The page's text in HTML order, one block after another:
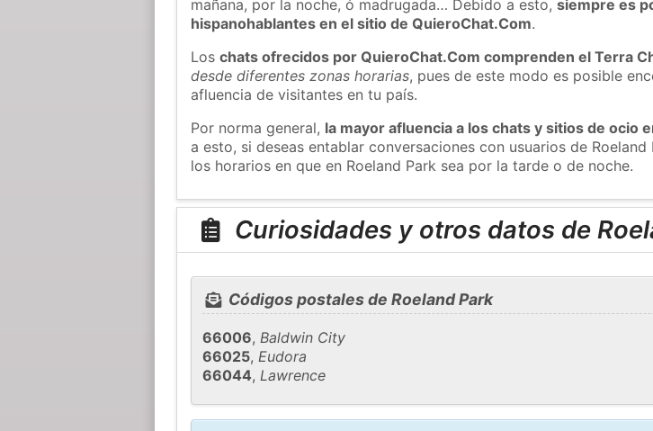
mañana, por la noche, ó madrugada… Debido a esto,siempre es
hispanohablantes en el sitio de QuieroChat.Com.
Loschats ofrecidos por QuieroChat.Com comprenden el Terra
desde diferentes zonas horarias, pues de este modo es posible
afluencia de visitantes en tu país.
Por norma general, la mayor afluencia a los chats y sitios de ocio
a esto, si deseas entablar conversaciones con usuarios de
los horarios en que en Roeland Park sea por la tarde o de noche.
Curiosidades y otros datos de
Códigos postales de Roeland Park
66006,Baldwin City
66025,Eudora
66044,Lawrence